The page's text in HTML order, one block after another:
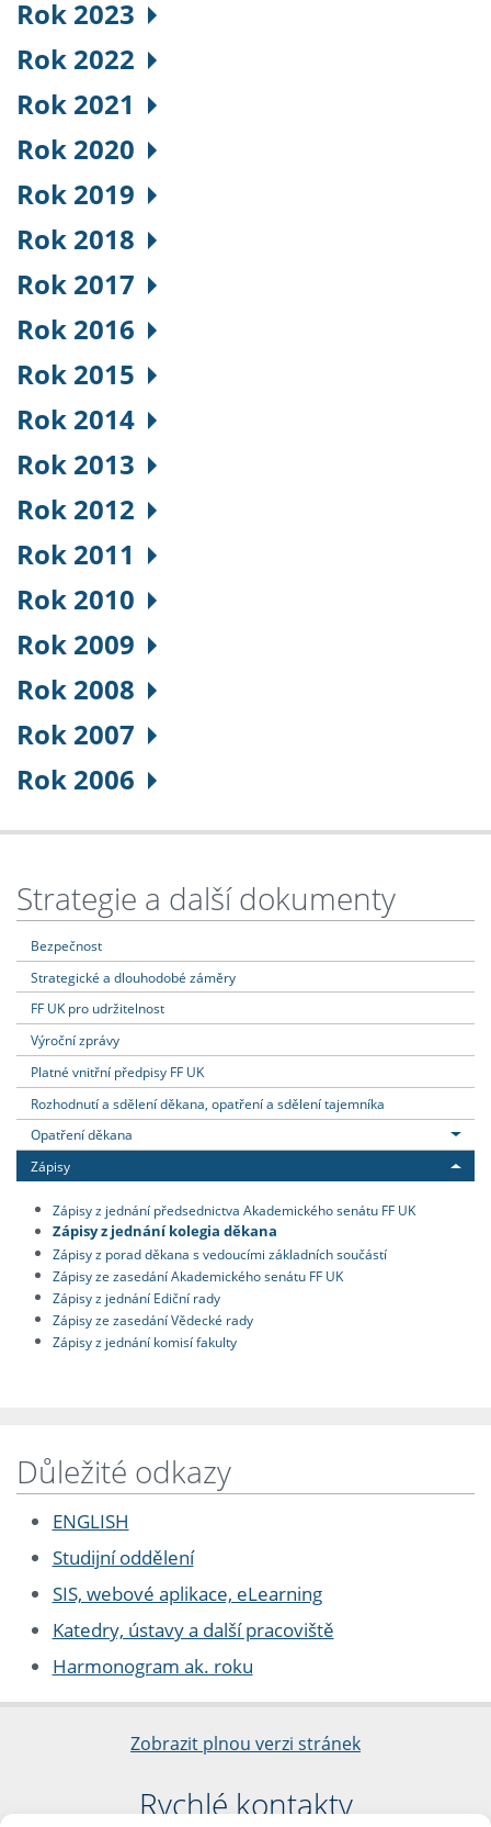
Rok 2023
Rok 2022
Rok 2021
Rok 2020
Rok 2019
Rok 2018
Rok 2017
Rok 2016
Rok 2015
Rok 2014
Rok 2013
Rok 2012
Rok 2011
Rok 2010
Rok 2009
Rok 2008
Rok 2007
Rok 2006
Strategie a další dokumenty
Bezpečnost
Strategické a dlouhodobé záměry
FF UK pro udržitelnost
Výroční zprávy
Platné vnitřní předpisy FF UK
Rozhodnutí a sdělení děkana, opatření a sdělení tajemníka
Opatření děkana
Zápisy
Zápisy z jednání předsednictva Akademického senátu FF UK
Zápisy z jednání kolegia děkana
Zápisy z porad děkana s vedoucími základních součástí
Zápisy ze zasedání Akademického senátu FF UK
Zápisy z jednání Ediční rady
Zápisy ze zasedání Vědecké rady
Zápisy z jednání komisí fakulty
Důležité odkazy
ENGLISH
Studijní oddělení
SIS, webové aplikace, eLearning
Katedry, ústavy a další pracoviště
Harmonogram ak. roku
Zobrazit plnou verzi stránek
Rychlé kontakty